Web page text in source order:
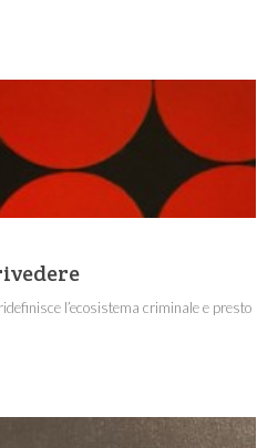
l’ecosistema criminale e presto